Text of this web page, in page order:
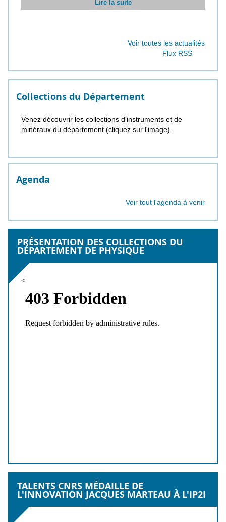
Lire la suite
Voir toutes les actualités
Flux RSS
Collections du Département
Venez découvrir les collections d'instruments et de
minéraux du département (cliquez sur l'image).
Agenda
Voir tout l'agenda à venir
PRÉSENTATION DES COLLECTIONS DU
DÉPARTEMENT DE PHYSIQUE
<
TALENTS CNRS MÉDAILLE DE
L'INNOVATION JACQUES MARTEAU À L'IP2I